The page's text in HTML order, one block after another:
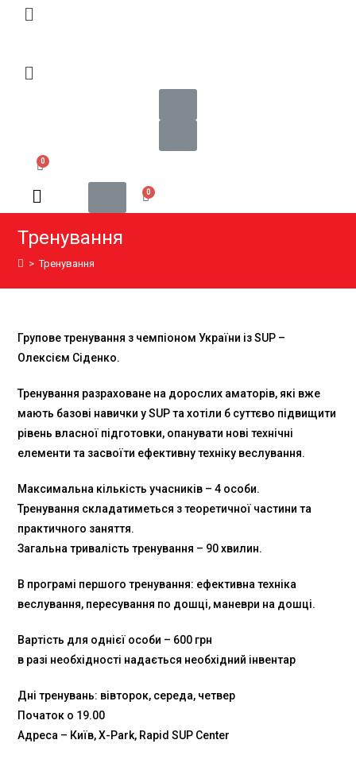
Тренування
> Тренування
Групове тренування з чемпіоном України із SUP –
Олексієм Сіденко.
Тренування разраховане на дорослих аматорів, які вже
мають базові навички у SUP та хотіли б суттєво підвищити
рівень власної підготовки, опанувати нові технічні
елементи та засвоїти ефективну техніку веслування.
Максимальна кількість учасників – 4 особи.
Тренування складатиметься з теоретичної частини та
практичного заняття.
Загальна тривалість тренування – 90 хвилин.
В програмі першого тренування: ефективна техніка
веслування, пересування по дошці, маневри на дошці.
Вартість для однієї особи – 600 грн
в разі необхідності надається необхідний інвентар
Дні тренувань: вівторок, середа, четвер
Початок о 19.00
Адреса – Київ, Х-Park, Rapid SUP Center